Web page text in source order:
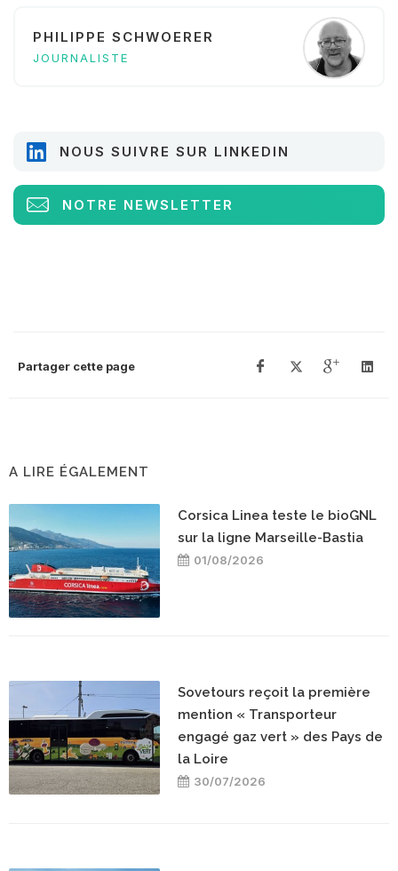
PHILIPPE SCHWOERER
JOURNALISTE
NOUS SUIVRE SUR LINKEDIN
NOTRE NEWSLETTER
Partager cette page
A LIRE ÉGALEMENT
Corsica Linea teste le bioGNL
sur la ligne Marseille-Bastia
01/08/2026
Sovetours reçoit la première
mention « Transporteur
engagé gaz vert » des Pays de
la Loire
30/07/2026